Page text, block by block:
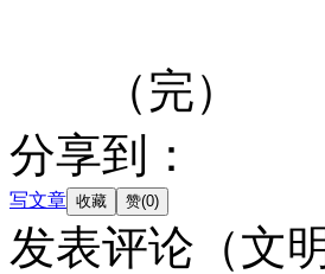
（完）
分享到：
写文章
发表评论 （文